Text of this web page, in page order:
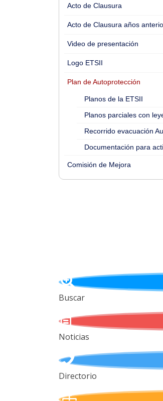
Acto de Clausura
Acto de Clausura años
Video de presentación
Logo ETSII
Plan de Autoprotección
Planos de la ETSII
Planos parciales con
Recorrido evacuación
Documentación para
Comisión de Mejora
Buscar
Noticias
Directorio